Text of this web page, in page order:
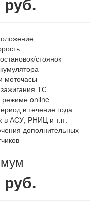
стоянок
моточасы
ТС
online
в течение года
в АСУ, РНИЦ и т.п.
дополнительных
руб.